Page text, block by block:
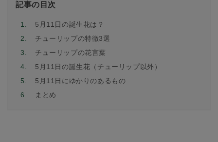
記事の目次
1.
5月11日の誕生花は？
2.
チューリップの特徴3選
3.
チューリップの花言葉
4.
5月11日の誕生花（チューリップ以外）
5.
5月11日にゆかりのあるもの
6.
まとめ